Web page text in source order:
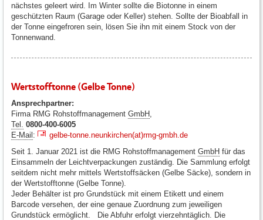
nächstes geleert wird. Im Winter sollte die Biotonne in einem
geschützten Raum (Garage oder Keller) stehen. Sollte der Bioabfall in
der Tonne eingefroren sein, lösen Sie ihn mit einem Stock von der
Tonnenwand.
Wertstofftonne (Gelbe Tonne)
Ansprechpartner:
Firma RMG Rohstoffmanagement GmbH
Tel. 0800-400-6005
E-Mail:
gelbe-tonne.neunkirchen(at)rmg-gmbh.de
Seit 1. Januar 2021 ist die RMG Rohstoffmanagement GmbH für das
Einsammeln der Leichtverpackungen zuständig. Die Sammlung erfolgt
seitdem nicht mehr mittels Wertstoffsäcken (Gelbe Säcke), sondern in
der Wertstofftonne (Gelbe Tonne).
Jeder Behälter ist pro Grundstück mit einem Etikett und einem
Barcode versehen, der eine genaue Zuordnung zum jeweiligen
Grundstück ermöglicht. Die Abfuhr erfolgt vierzehntäglich. Die